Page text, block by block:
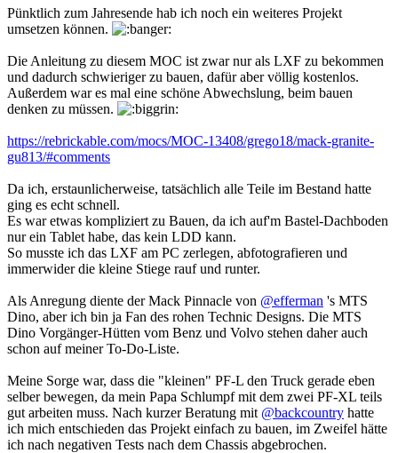
Pünktlich zum Jahresende hab ich noch ein weiteres Projekt
umsetzen können.
Die Anleitung zu diesem MOC ist zwar nur als LXF zu bekommen
und dadurch schwieriger zu bauen, dafür aber völlig kostenlos.
Außerdem war es mal eine schöne Abwechslung, beim bauen
denken zu müssen.
https://rebrickable.com/mocs/MOC-13408/grego18/mack-granite-
gu813/#comments
Da ich, erstaunlicherweise, tatsächlich alle Teile im Bestand hatte
ging es echt schnell.
Es war etwas kompliziert zu Bauen, da ich auf'm Bastel-Dachboden
nur ein Tablet habe, das kein LDD kann.
So musste ich das LXF am PC zerlegen, abfotografieren und
immerwider die kleine Stiege rauf und runter.
Als Anregung diente der Mack Pinnacle von @efferman 's MTS
Dino, aber ich bin ja Fan des rohen Technic Designs. Die MTS
Dino Vorgänger-Hütten vom Benz und Volvo stehen daher auch
schon auf meiner To-Do-Liste.
Meine Sorge war, dass die "kleinen" PF-L den Truck gerade eben
selber bewegen, da mein Papa Schlumpf mit dem zwei PF-XL teils
gut arbeiten muss. Nach kurzer Beratung mit @backcountry hatte
ich mich entschieden das Projekt einfach zu bauen, im Zweifel hätte
ich nach negativen Tests nach dem Chassis abgebrochen.